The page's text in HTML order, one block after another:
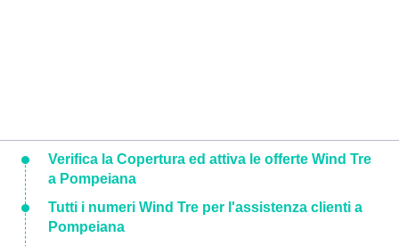
Verifica la Copertura ed attiva le offerte Wind Tre
a Pompeiana
Tutti i numeri Wind Tre per l'assistenza clienti a
Pompeiana